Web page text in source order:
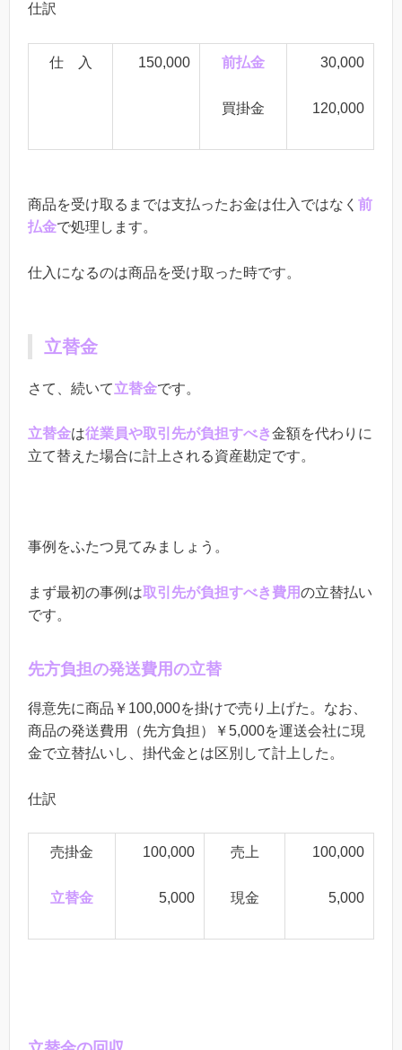
仕訳
仕 入 150,000 前払金
買掛金
30,000
120,000
商品を受け取るまでは支払ったお金は仕入ではなく 前
払金で処理します。
仕入になるのは商品を受け取った時です。
立替金
さて、続いて立替金です。
立替金は従業員や取引先が負担すべき金額を代わりに
立て替えた場合に計上される資産勘定です。
事例をふたつ見てみましょう。
まず最初の事例は取引先が負担すべき費用の立替払い
です。
先方負担の発送費用の立替
得意先に商品￥ 100,000を掛けで売り上げた。なお、
商品の発送費用（先方負担）￥5,000を運送会社に現
金で立替払いし、掛代金とは区別して計上した。
仕訳
売掛金
立替金
100,000
5,000
売上
現金
100,000
5,000